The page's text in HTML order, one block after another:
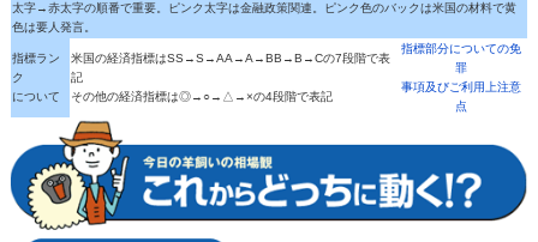
太字→赤太字の順番で重要。ピンク太字は金融政策関連。ピンク色のバックは米国の材料で黄
色は要人発言。
指標ラン
ク
について
米国の経済指標はSS→S→AA→A→BB→B→Cの7段階で表
記
その他の経済指標は◎→○→△→×の4段階で表記
指標部分についての免
罪
事項及びご利用上注意
点